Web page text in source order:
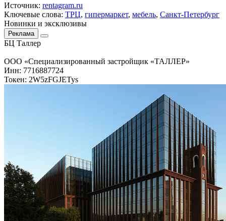
Источник: rentagram.ru
Ключевые слова: ТРЦ, гипермаркет, мебель, Санкт-Петербург
Новинки и эксклюзивы
Реклама
БЦ Таллер
ООО «Специализированный застройщик «ТАЛЛЕР»
Инн: 7716887724
Токен: 2W5zFGJETys